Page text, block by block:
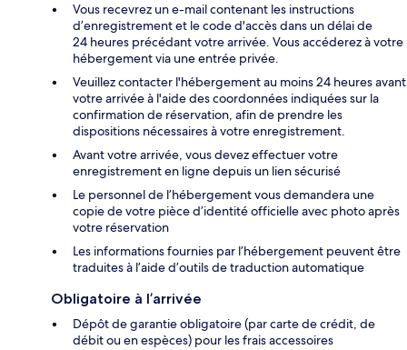
Vous recevrez un e-mail contenant les instructions
d’enregistrement et le code d'accès dans un délai de
24 heures précédant votre arrivée. Vous accéderez à votre
hébergement via une entrée privée.
Veuillez contacter l'hébergement au moins 24 heures avant
votre arrivée à l'aide des coordonnées indiquées sur la
confirmation de réservation, afin de prendre les
dispositions nécessaires à votre enregistrement.
Avant votre arrivée, vous devez effectuer votre
enregistrement en ligne depuis un lien sécurisé
Le personnel de l’hébergement vous demandera une
copie de votre pièce d’identité officielle avec photo après
votre réservation
Les informations fournies par l’hébergement peuvent être
traduites à l’aide d’outils de traduction automatique
Obligatoire à l’arrivée
Dépôt de garantie obligatoire (par carte de crédit, de
débit ou en espèces) pour les frais accessoires